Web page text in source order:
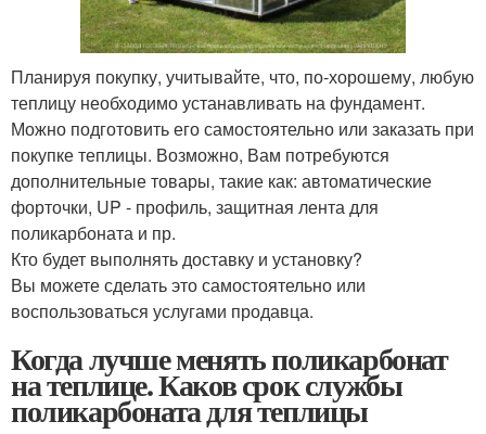
Планируя покупку, учитывайте, что, по-хорошему, любую
теплицу необходимо устанавливать на фундамент.
Можно подготовить его самостоятельно или заказать при
покупке теплицы. Возможно, Вам потребуются
дополнительные товары, такие как: автоматические
форточки, UP - профиль, защитная лента для
поликарбоната и пр.
Кто будет выполнять доставку и установку?
Вы можете сделать это самостоятельно или
воспользоваться услугами продавца.
Когда лучше менять поликарбонат
на теплице. Каков срок службы
поликарбоната для теплицы